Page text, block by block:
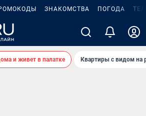
ЗНАКОМСТВА ПОГОДА
и живет в палатке Квартиры с видом на